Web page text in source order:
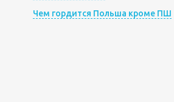
Чем гордится Польша кроме ПШ